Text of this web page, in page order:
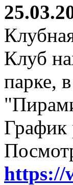
Клуб
парке,
График
https://